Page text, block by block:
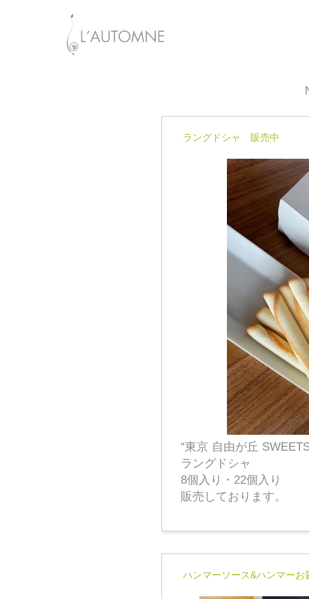
ラングドシャ 販売中
“東京 自由が丘
ラングドシャ
8個入り・22個入り
販売しております。
ハンマーソース&ハンマーお